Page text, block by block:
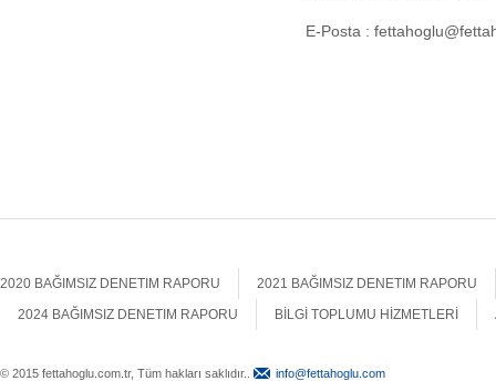
E-Posta :
2020 BAĞIMSIZ DENETIM RAPORU
2021 BAĞIMSIZ DENETIM RAPORU
2024 BAĞIMSIZ DENETIM RAPORU
BİLGİ TOPLUMU HİZMETLERİ
© 2015 fettahoglu.com.tr, Tüm hakları saklıdır.. info@fettahoglu.com